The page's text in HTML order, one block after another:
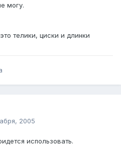
могу.
телики, циски и длинки
2005
использовать.